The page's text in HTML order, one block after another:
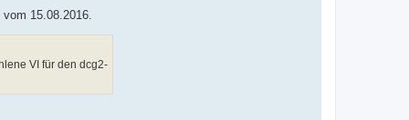
15.08.2016.
VI für den dcg2-